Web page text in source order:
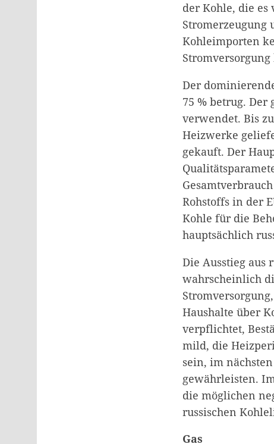
der Kohle, die
Stromerzeugung
Kohleimporten
Stromversorgung
Der
75 % betrug.
verwendet. Bis
Heizwerke
gekauft. Der
Rohstoffs in der
Kohle für die
hauptsächlich
Die Ausstieg
wahrscheinlich
Haushalte über
verpflichtet,
mild, die
sein, im
gewährleisten.
die möglichen
russischen
Gas